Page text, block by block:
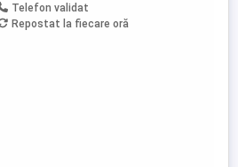
Telefon validat
Repostat la fiecare oră